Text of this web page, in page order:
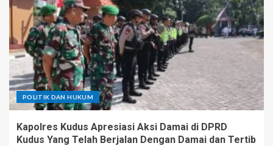
POLITIK DAN HUKUM
Kapolres Kudus Apresiasi Aksi Damai di DPRD
Kudus Yang Telah Berjalan Dengan Damai dan Tertib